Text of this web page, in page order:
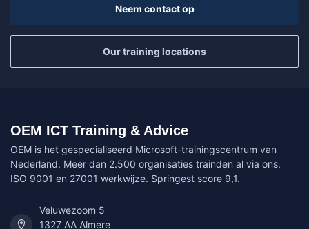
Neem contact op
Our training locations
OEM ICT Training & Advice
OEM is het gespecialiseerd Microsoft-trainingscentrum van
Nederland. Meer dan 2.500 organisaties trainden al via ons.
ISO 9001 en 27001 werkwijze. Springest score 9,1.
Veluwezoom 5
1327 AA Almere